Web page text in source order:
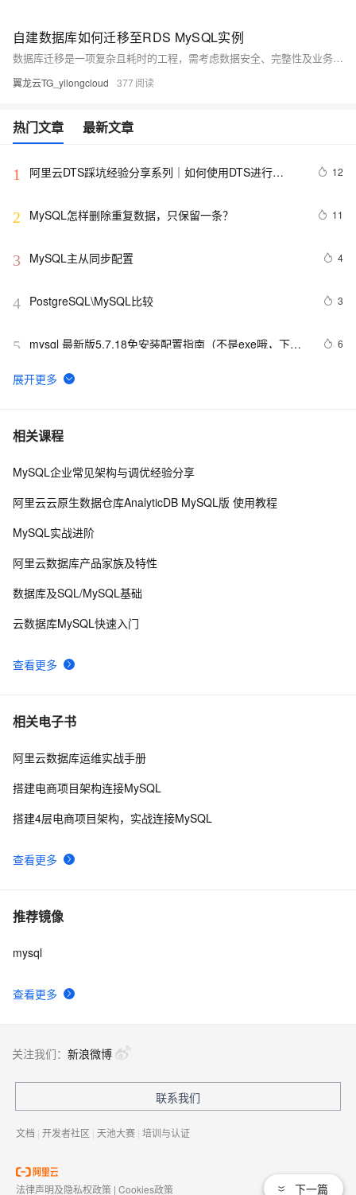
自建数据库如何迁移至RDS MySQL实例
数据库迁移是一项复杂且耗时的工程，需考虑数据安全、完整性及业务中断影响。使用阿里云数据传输服务DTS，可快速、平滑完成迁移任务，将应用停机时间降至分钟级。您还可通过全量备份自建数据库并恢复至RDS MySQL实例，实现间接迁移上云。
翼龙云TG_yilongcloud 377
热门文章 最新文章
1
阿里云DTS踩坑经验分享系列｜如何使用DTS进行
12
2 MySQL怎样删除重复数据，只保留一条？ 11
3 MySQL主从同步配置 4
4 PostgreSQL\MySQL比较 3
5
mysql 最新版5.7.18免安装配置指南（不是exe哦，下载
6
6 mySQL 使用通配符模糊查询
7 【阿里云新品发布·周刊】第11期：云数据库 MySQL
8 mysql 状态访问方法
10Mysql笔记--常用命令
相关课程
查看更多
MySQL企业常见架构与调优经验分享
阿里云云原生数据仓库AnalyticDB MySQL版 使用教程
MySQL实战进阶
阿里云数据库产品家族及特性
数据库及SQL/MySQL基础
云数据库MySQL快速入门
相关电子书
查看更多
阿里云数据库运维实战手册
搭建电商项目架构连接MySQL
搭建4层电商项目架构，实战连接MySQL
推荐镜像
查看更多
mysql
下一篇
关注我们： 新浪微博
联系我们
文档 | 开发者社区 | 天池大赛 | 培训与认证
法律声明及隐私权政策 | Cookies政策